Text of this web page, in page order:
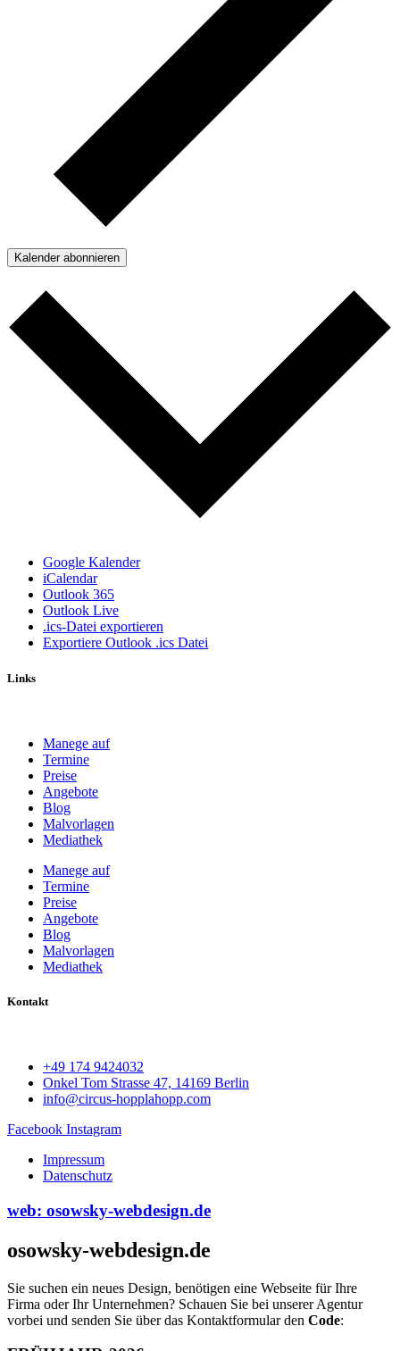
Kalender abonnieren
Google Kalender
iCalendar
Outlook 365
Outlook Live
.ics-Datei exportieren
Exportiere Outlook .ics Datei
Links
Manege auf
Termine
Preise
Angebote
Blog
Malvorlagen
Mediathek
Manege auf
Termine
Preise
Angebote
Blog
Malvorlagen
Mediathek
Kontakt
+49 174 9424032
Onkel Tom Strasse 47, 14169 Berlin
info@circus-hopplahopp.com
Facebook Instagram
Impressum
Datenschutz
web: osowsky-webdesign.de
osowsky-webdesign.de
Sie suchen ein neues Design, benötigen eine Webseite für Ihre
Firma oder Ihr Unternehmen? Schauen Sie bei unserer Agentur
vorbei und senden Sie über das Kontaktformular den Code: